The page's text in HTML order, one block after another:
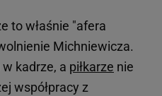
to właśnie "afera
Michniewicza.
w kadrze, a piłkarze nie
współpracy z